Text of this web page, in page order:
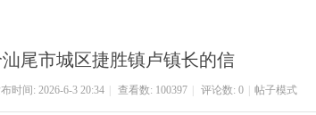
尾市城区捷胜镇卢镇长的信
时间: 2026-6-3 20:34 查看数: 100397 评论数: 0 帖子模式